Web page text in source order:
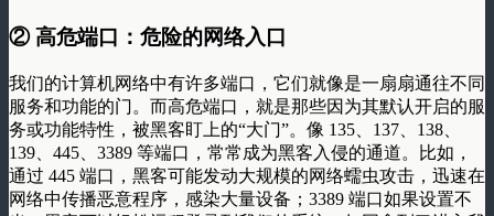
② 高危端口：危险的网络入口
我们的计算机网络中有许多端口，它们就像是一扇扇通往不同
服务和功能的门。而高危端口，就是那些因为其默认开启的服
务或功能特性，被黑客盯上的“大门”。像 135、137、138、
139、445、3389 等端口，常常成为黑客入侵的通道。比如，
通过 445 端口，黑客可能发动大规模的网络蠕虫攻击，迅速在
网络中传播恶意程序，感染大量设备；3389 端口如果设置不